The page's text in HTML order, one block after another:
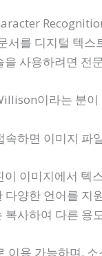
서를 디지털 텍스
을 사용하려면 전
이라는 분
속하면 이미지 파
이 이미지에서 텍
다양한 언어를 지
복사하여 다른 용
이용 가능하며,